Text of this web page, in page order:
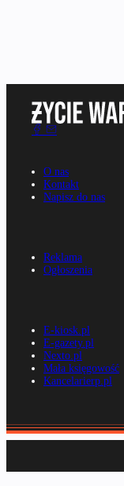
O nas
Kontakt
Napisz do nas
Reklama
Ogłoszenia
E-kiosk.pl
E-gazety.pl
Nexto.pl
Mała księgowość
Kancelarierp.pl